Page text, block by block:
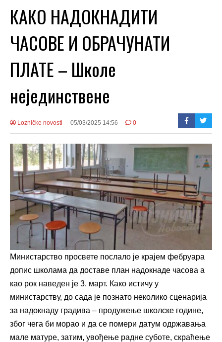
КАКО НАДОКНАДИТИ
ЧАСОВЕ И ОБРАЧУНАТИ
ПЛАТЕ – Школе
нејединствене
Lozničke novosti 05/03/2025 14:56 0
Министарство просвете послало је крајем фебруара
допис школама да доставе план надокнаде часова а
као рок наведен је 3. март. Како истичу у
министарству, до сада је познато неколико сценарија
за надокнаду градива – продужење школске године,
због чега би морао и да се помери датум одржавања
мале матуре, затим, увођење радне суботе, скраћење